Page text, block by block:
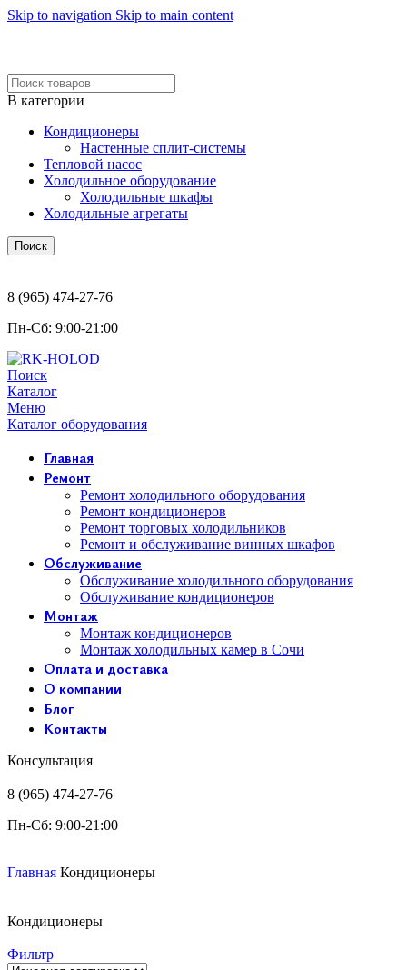
Skip to navigation Skip to main content
В категории
Кондиционеры
Настенные сплит-системы
Тепловой насос
Холодильное оборудование
Холодильные шкафы
Холодильные агрегаты
Поиск
8 (965) 474-27-76
Пн-Сб: 9:00-21:00
Поиск
Каталог
Меню
Каталог оборудования
Главная
Ремонт
Ремонт холодильного оборудования
Ремонт кондиционеров
Ремонт торговых холодильников
Ремонт и обслуживание винных шкафов
Обслуживание
Обслуживание холодильного оборудования
Обслуживание кондиционеров
Монтаж
Монтаж кондиционеров
Монтаж холодильных камер в Сочи
Оплата и доставка
О компании
Блог
Контакты
Консультация
8 (965) 474-27-76
Пн-Сб: 9:00-21:00
Главная Кондиционеры
Кондиционеры
Фильтр